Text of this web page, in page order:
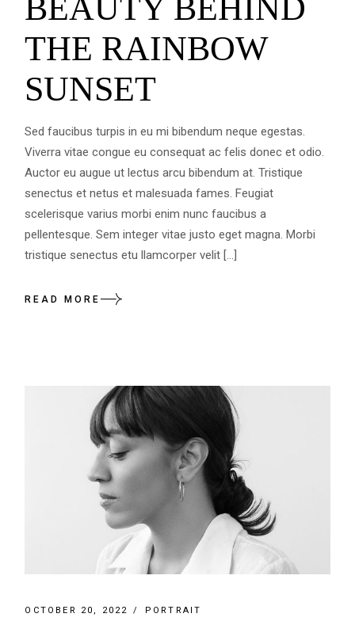
BEAUTY BEHIND
THE RAINBOW
SUNSET
Sed faucibus turpis in eu mi bibendum neque egestas.
Viverra vitae congue eu consequat ac felis donec et odio.
Auctor eu augue ut lectus arcu bibendum at. Tristique
senectus et netus et malesuada fames. Feugiat
scelerisque varius morbi enim nunc faucibus a
pellentesque. Sem integer vitae justo eget magna. Morbi
tristique senectus etu llamcorper velit […]
READ MORE
OCTOBER 20, 2022 PORTRAIT